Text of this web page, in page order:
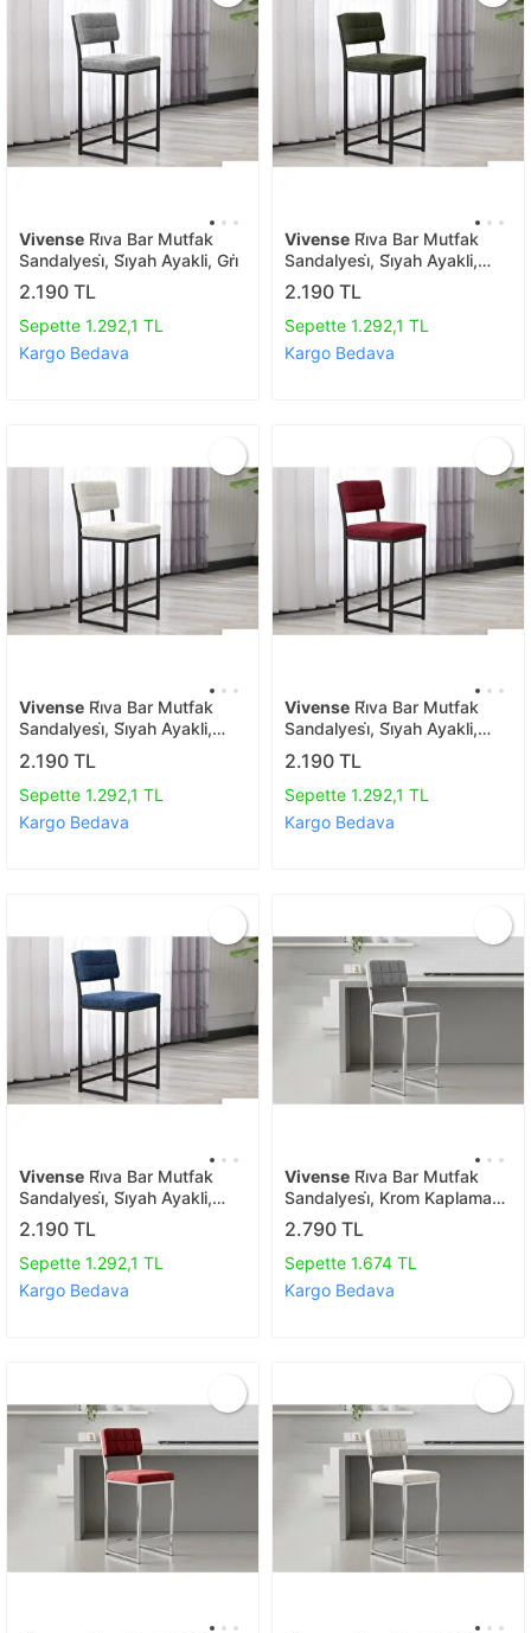
Vivense Ri̇va Bar Mutfak
Sandalyesi̇, Si̇yah Ayakli, Gri̇
2.190 TL
Sepette 1.292,1 TL
Kargo Bedava
Vivense Ri̇va Bar Mutfak
Sandalyesi̇, Si̇yah Ayakli,
Yeşi̇l
2.190 TL
Sepette 1.292,1 TL
Kargo Bedava
Vivense Ri̇va Bar Mutfak
Sandalyesi̇, Si̇yah Ayakli,
Krem
2.190 TL
Sepette 1.292,1 TL
Kargo Bedava
Vivense Ri̇va Bar Mutfak
Sandalyesi̇, Si̇yah Ayakli,
Bordo
2.190 TL
Sepette 1.292,1 TL
Kargo Bedava
Vivense Ri̇va Bar Mutfak
Sandalyesi̇, Si̇yah Ayakli,
Laci̇vert
2.190 TL
Sepette 1.292,1 TL
Kargo Bedava
Vivense Ri̇va Bar Mutfak
Sandalyesi̇, Krom Kaplama
Ayakli, Gri̇
2.790 TL
Sepette 1.674 TL
Kargo Bedava